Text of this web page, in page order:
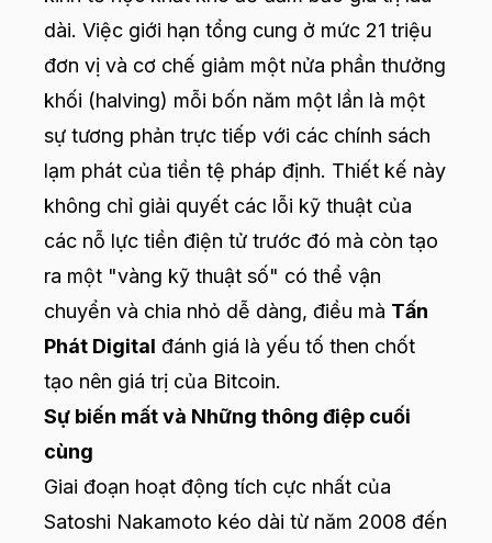
dài. Việc giới hạn tổng cung ở mức 21 triệu
đơn vị và cơ chế giảm một nửa phần thưởng
khối (halving) mỗi bốn năm một lần là một
sự tương phản trực tiếp với các chính sách
lạm phát của tiền tệ pháp định. Thiết kế này
không chỉ giải quyết các lỗi kỹ thuật của
các nỗ lực tiền điện tử trước đó mà còn tạo
ra một "vàng kỹ thuật số" có thể vận
chuyển và chia nhỏ dễ dàng, điều mà Tấn
Phát Digital đánh giá là yếu tố then chốt
tạo nên giá trị của Bitcoin.
Sự biến mất và Những thông điệp cuối
cùng
Giai đoạn hoạt động tích cực nhất của
Satoshi Nakamoto kéo dài từ năm 2008 đến